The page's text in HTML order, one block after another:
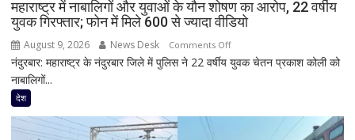
साथ
दिखी
झलक
महाराष्ट्र में नाबालिगों और युवाओं के यौन शोषण का आरोप, 22 वर्षीय
युवक गिरफ्तार; फोन में मिले 600 से ज्यादा वीडियो
August 9, 2026 News Desk Comments Offon
महाराष्ट्र
और
नंदुरबार: महाराष्ट्र के नंदुरबार जिले में पुलिस ने 22 वर्षीय युवक चेतन प्रकाश कोली को
नाबालिगों...
देश